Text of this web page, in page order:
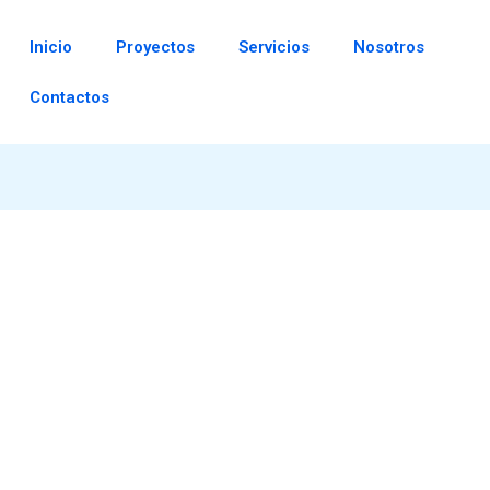
Inicio Proyectos Servicios Nosotros
Contactos